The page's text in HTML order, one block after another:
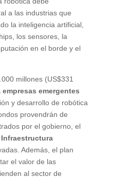
a las industrias que
la inteligencia artificial,
los sensores, la
en el borde y el
millones (US$331
emergentes
y desarrollo de robótica
provendrán de
por el gobierno, el
Infraestructura
Además, el plan
el valor de las
al sector de